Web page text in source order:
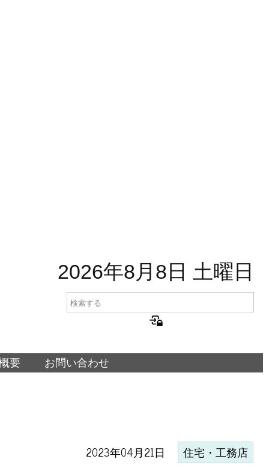
2026年8月8日 土曜日
要 お問い合わせ
2023年04月21日 住宅・工務店